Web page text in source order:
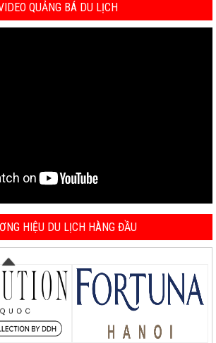
QUẢNG BÁ DU LỊCH
HIỆU DU LỊCH HÀNG ĐẦU